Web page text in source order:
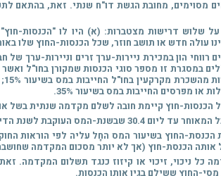
מסוימים, מחובת הגשת דו"ח שנתי. זאת, בהתאם
שלוש דרישות מצטברות: (א) היו לו "הכנסות-
עולה חדש או תושב חוזר, שכל הכנסות-החוץ שלו
רווחי הון במכירת ניירות-ערך זרים וניירות-
במסגרת זו מספר סוגי הכנסות שמקורן בחו"ל
הכנסות-חוץ קיימת חובה לשלם מקדמה שנתית בשל
המס העוקבת לשנת הדיווח.
החוץ בשיעור המס החָל עליה לפי הוראות
הכנסת-חוץ (אך לא יותר מסכום המקדמה
כל ניכוי, זיכוי או קיזוז כנגד תשלום המקדמה.
החוץ ששילם בגין אותן הכנסות.